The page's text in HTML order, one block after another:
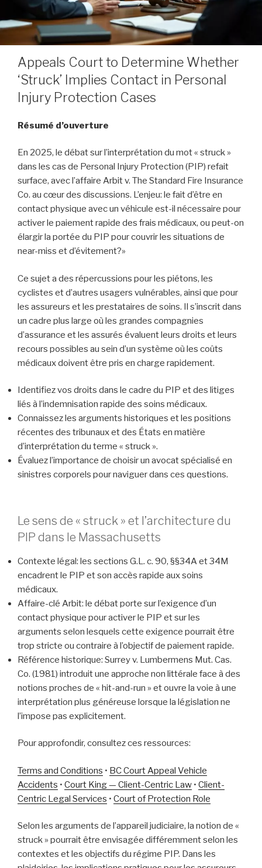
Appeals Court to Determine Whether
‘Struck’ Implies Contact in Personal
Injury Protection Cases
Résumé d’ouverture
En 2025, le débat sur l’interprétation du mot « struck »
dans les cas de Personal Injury Protection (PIP) refait
surface, avec l’affaire Arbit v. The Standard Fire Insurance
Co. au cœur des discussions. L’enjeu: le fait d’être en
contact physique avec un véhicule est-il nécessaire pour
activer le paiement rapide des frais médicaux, ou peut-on
élargir la portée du PIP pour couvrir les situations de
near-miss et d’évitement?»
Ce sujet a des répercussions pour les piétons, les
cyclistes et d’autres usagers vulnérables, ainsi que pour
les assureurs et les prestataires de soins. Il s’inscrit dans
un cadre plus large où les grandes compagnies
d’assurance et les assurés évaluent leurs droits et leurs
recours possibles au sein d’un système où les coûts
médicaux doivent être pris en charge rapidement.
Identifiez vos droits dans le cadre du PIP et des litiges
liés à l’indemnisation rapide des soins médicaux.
Connaissez les arguments historiques et les positions
récentes des tribunaux et des États en matière
d’interprétation du terme « struck ».
Évaluez l’importance de choisir un avocat spécialisé en
sinistres corporels pour naviguer dans ces questions.
Le sens de « struck » et l’architecture du
PIP dans le Massachusetts
Contexte légal: les sections G.L. c. 90, §§34A et 34M
encadrent le PIP et son accès rapide aux soins
médicaux.
Affaire-clé Arbit: le débat porte sur l’exigence d’un
contact physique pour activer le PIP et sur les
arguments selon lesquels cette exigence pourrait être
trop stricte ou contraire à l’objectif de paiement rapide.
Référence historique: Surrey v. Lumbermens Mut. Cas.
Co. (1981) introduit une approche non littérale face à des
notions proches de « hit-and-run » et ouvre la voie à une
interprétation plus généreuse lorsque la législation ne
l’impose pas explicitement.
Pour approfondir, consultez ces ressources:
Terms and Conditions • BC Court Appeal Vehicle
Accidents • Court King — Client-Centric Law • Client-
Centric Legal Services • Court of Protection Role
Selon les arguments de l’appareil judiciaire, la notion de «
struck » pourrait être envisagée différemment selon les
contextes et les objectifs du régime PIP. Dans les